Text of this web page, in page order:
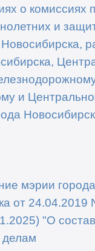
о комиссиях
и
и
мэрии города
от 24.04.2019
"О
делам